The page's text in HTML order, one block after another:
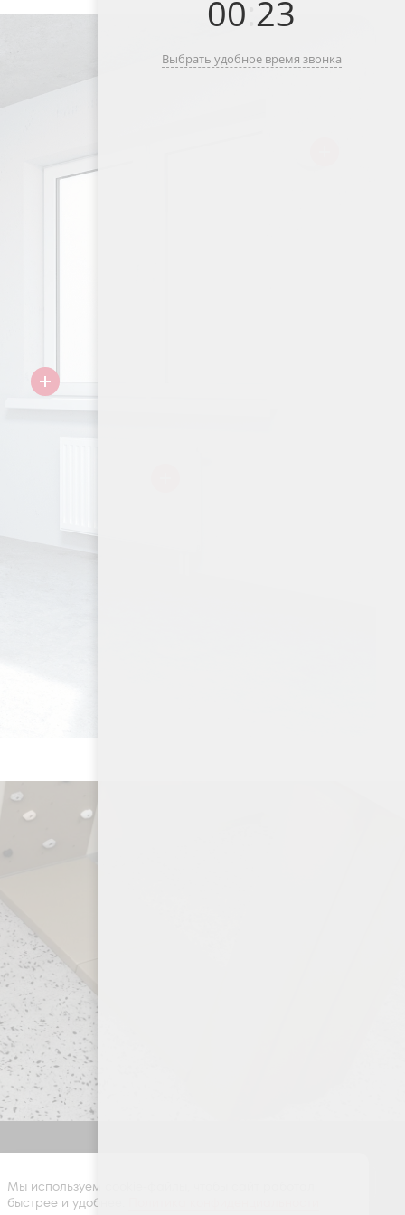
00 23
Выбрать удобное время звонка
Мы используем cookie-файлы, чтобы сайт работал
быстрее и удобнее.